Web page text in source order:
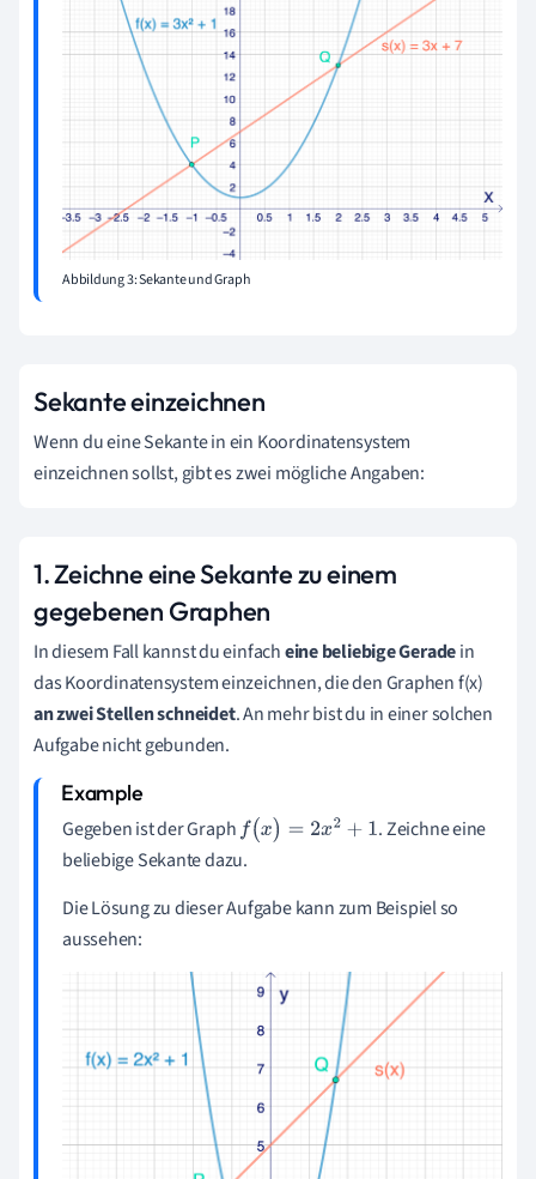
Abbildung 3: Sekante und Graph
Sekante einzeichnen
Wenn du eine Sekante in ein Koordinatensystem
einzeichnen sollst, gibt es zwei mögliche Angaben:
1. Zeichne eine Sekante zu einem
gegebenen Graphen
In diesem Fall kannst du einfacheine beliebige Geradein
das Koordinatensystem einzeichnen, die den Graphen f(x)
an zwei Stellen schneidet. An mehr bist du in einer solchen
Aufgabe nicht gebunden.
Gegeben ist der Graphf(x)=2 x2+ 1
. Zeichne eine
beliebige Sekante dazu.
Die Lösung zu dieser Aufgabe kann zum Beispiel so
aussehen: